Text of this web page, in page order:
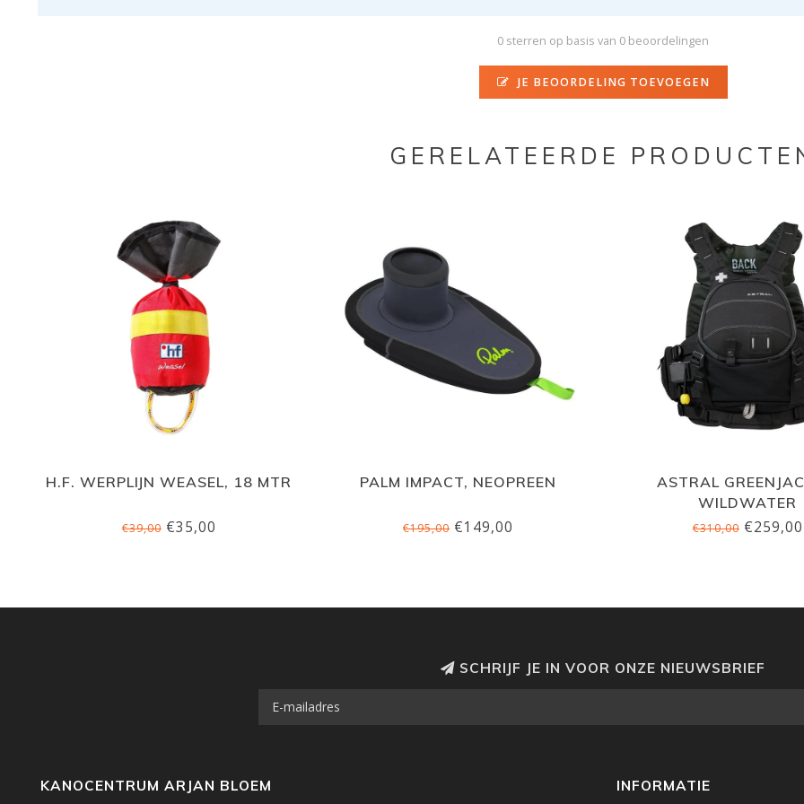
0 sterren op basis van 0 beoordelingen
JE BEOORDELING TOEVOEGEN
GERELATEERDE
H.F. WERPLIJN WEASEL, 18 MTR
€39,00€35,00
PALM IMPACT, NEOPREEN
€195,00€149,00
ASTRAL
WILDWATER
€310,00€259,00
SCHRIJF JE IN VOOR ONZE NIEUWSBRIEF
KANOCENTRUM ARJAN BLOEM INFORMATIE